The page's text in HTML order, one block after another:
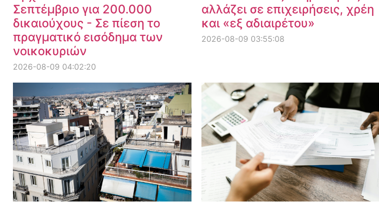
Σεπτέμβριο για 200.000
δικαιούχους - Σε πίεση το
πραγματικό εισόδημα των
νοικοκυριών
2026-08-09 04:02:20
αλλάζει σε επιχειρήσεις, χρέη
και «εξ αδιαιρέτου»
2026-08-09 03:55:08